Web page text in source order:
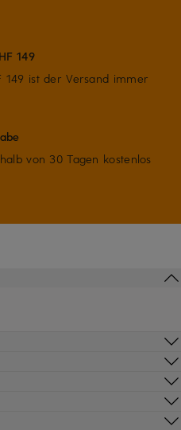
149
149 ist der Versand immer
von 30 Tagen kostenlos